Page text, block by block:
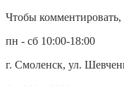
Чтобы комментировать,
пн - сб 10:00-18:00
г. Смоленск, ул.